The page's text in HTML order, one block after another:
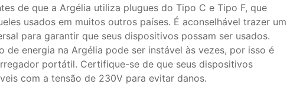
de que a Argélia utiliza plugues do Tipo C e Tipo F, que
usados em muitos outros países. É aconselhável trazer um
para garantir que seus dispositivos possam ser usados.
de energia na Argélia pode ser instável às vezes, por isso é
portátil. Certifique-se de que seus dispositivos
com a tensão de 230V para evitar danos.